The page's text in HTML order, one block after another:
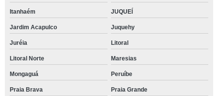
Itanhaém JUQUEÍ
Jardim Acapulco Juquehy
Juréia Litoral
Litoral Norte Maresias
Mongaguá Peruíbe
Praia Brava Praia Grande